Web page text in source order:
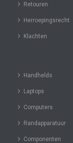
Retouren
Herroepingsrecht
Klachten
Handhelds
Laptops
Computers
Randapparatuur
Componenten